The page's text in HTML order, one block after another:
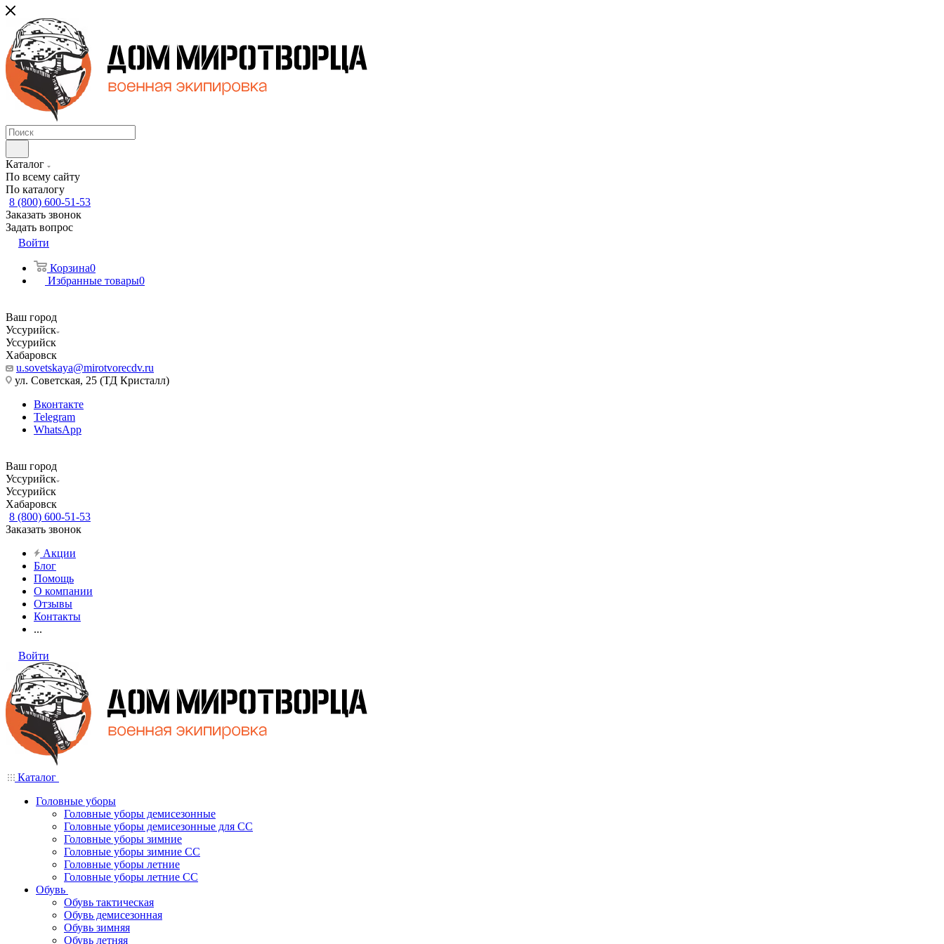
Каталог
По всему сайту
По каталогу
8 (800) 600-51-53
Заказать звонок
Задать вопрос
Войти
Корзина0
Избранные товары0
Ваш город
Уссурийск
Уссурийск
Хабаровск
u.sovetskaya@mirotvorecdv.ru
ул. Советская, 25 (ТД Кристалл)
Вконтакте
Telegram
WhatsApp
Ваш город
Уссурийск
Уссурийск
Хабаровск
8 (800) 600-51-53
Заказать звонок
Акции
Блог
Помощь
О компании
Отзывы
Контакты
...
Войти
Каталог
Головные уборы
Головные уборы демисезонные
Головные уборы демисезонные для СС
Головные уборы зимние
Головные уборы зимние СС
Головные уборы летние
Головные уборы летние СС
Обувь
Обувь тактическая
Обувь демисезонная
Обувь зимняя
Обувь летняя